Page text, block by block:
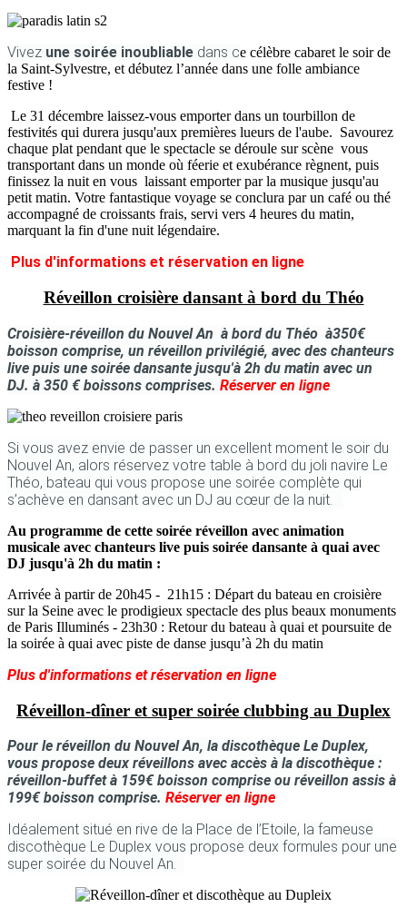
Vivez une soirée inoubliable dans ce célèbre cabaret le soir de
la Saint-Sylvestre, et débutez l’année dans une folle ambiance
festive !
Le 31 décembre laissez-vous emporter dans un tourbillon de
festivités qui durera jusqu'aux premières lueurs de l'aube. Savourez
chaque plat pendant que le spectacle se déroule sur scène vous
transportant dans un monde où féerie et exubérance règnent, puis
finissez la nuit en vous laissant emporter par la musique jusqu'au
petit matin. Votre fantastique voyage se conclura par un café ou thé
accompagné de croissants frais, servi vers 4 heures du matin,
marquant la fin d'une nuit légendaire.
Plus d'informations et réservation en ligne
Réveillon croisière dansant à bord du Théo
Croisière-réveillon du Nouvel An à bord du Théo à350€
boisson comprise, un réveillon privilégié, avec des chanteurs
live puis une soirée dansante jusqu'à 2h du matin avec un
DJ. à 350 € boissons comprises. Réserver en ligne
Si vous avez envie de passer un excellent moment le soir du
Nouvel An, alors réservez votre table à bord du joli navire Le
Théo, bateau qui vous propose une soirée complète qui
s’achève en dansant avec un DJ au cœur de la nuit.
Au programme de cette soirée réveillon avec animation
musicale avec chanteurs live puis soirée dansante à quai avec
DJ jusqu'à 2h du matin :
Arrivée à partir de 20h45 - 21h15 : Départ du bateau en croisière
sur la Seine avec le prodigieux spectacle des plus beaux monuments
de Paris Illuminés - 23h30 : Retour du bateau à quai et poursuite de
la soirée à quai avec piste de danse jusqu’à 2h du matin
Plus d'informations et réservation en ligne
Réveillon-dîner et super soirée clubbing au Duplex
Pour le réveillon du Nouvel An, la discothèque Le Duplex,
vous propose deux réveillons avec accès à la discothèque :
réveillon-buffet à 159€ boisson comprise ou réveillon assis à
199€ boisson comprise. Réserver en ligne
Idéalement situé en rive de la Place de l’Etoile, la fameuse
discothèque Le Duplex vous propose deux formules pour une
super soirée du Nouvel An.